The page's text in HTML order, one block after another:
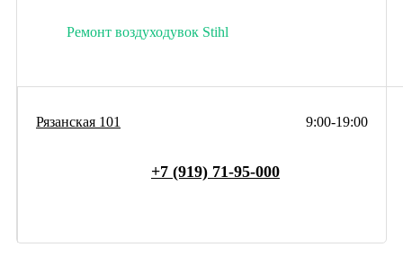
Ремонт воздуходувок Stihl
9:00-19:00
Рязанская 101
+7 (919) 71-95-000